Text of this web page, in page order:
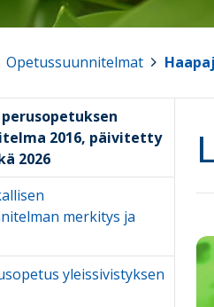
Opetussuunnitelmat
2016, päivitetty
2026
merkitys ja
yleissivistyksen